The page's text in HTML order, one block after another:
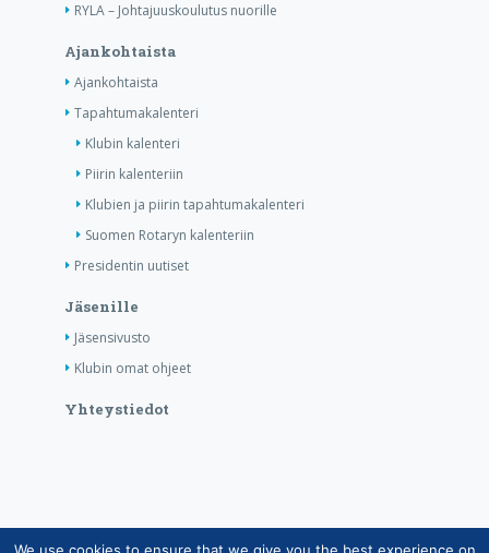
RYLA – Johtajuuskoulutus nuorille
Ajankohtaista
Ajankohtaista
Tapahtumakalenteri
Klubin kalenteri
Piirin kalenteriin
Klubien ja piirin tapahtumakalenteri
Suomen Rotaryn kalenteriin
Presidentin uutiset
Jäsenille
Jäsensivusto
Klubin omat ohjeet
Yhteystiedot